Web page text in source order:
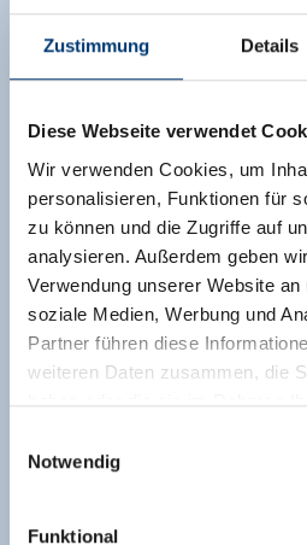
Zustimmung Details
Diese Webseite verwendet
Wir verwenden Cookies, um
personalisieren, Funktionen für
zu können und die Zugriffe auf
analysieren. Außerdem geben
Verwendung unserer Website
soziale Medien, Werbung und
Partner führen diese
weiteren Daten zusammen, die
haben oder die sie im Rahmen
Notwendig
Funktional